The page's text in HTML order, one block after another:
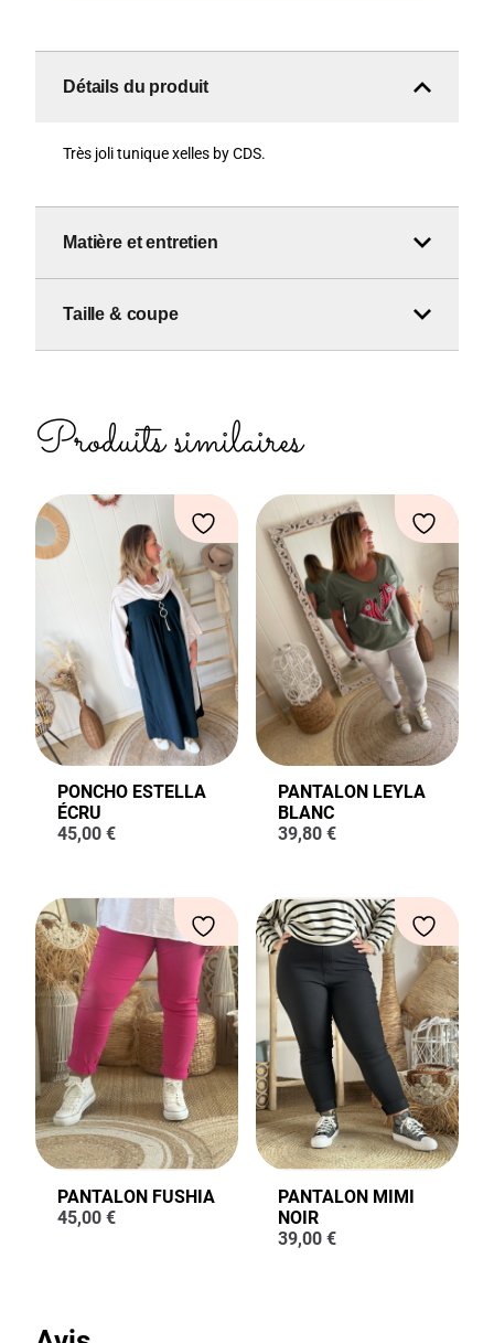
Détails du produit
Très joli tunique xelles by CDS.
Matière et entretien
Taille & coupe
Produits similaires
PONCHO ESTELLA
ÉCRU
45,00 €
PANTALON LEYLA
BLANC
39,80 €
PANTALON FUSHIA
45,00 €
PANTALON MIMI
NOIR
39,00 €